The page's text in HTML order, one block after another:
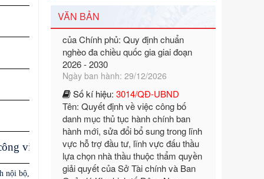
việc
nội bộ,
VĂN BẢN
nghèo đa chiều quốc gia giai đoạn
2026 - 2030
Ngày ban hành: 29/12/2026
Số kí hiệu:
3014/QĐ-UBND
Tên: Quyết định về việc công bố
danh mục thủ tục hành chính ban
hành mới, sửa đổi bổ sung trong lĩnh
vực hỗ trợ đầu tư, lĩnh vực đấu thầu
lựa chọn nhà thầu thuộc thẩm quyền
giải quyết của Sở Tài chính và Ban
Quản lý Khu kinh tế Đông Nam
Nghệ An
Ngày ban hành: 23/09/2026